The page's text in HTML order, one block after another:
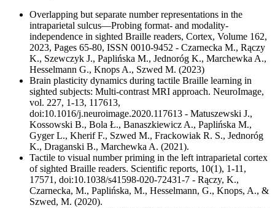
Overlapping but separate number representations in the
intraparietal sulcus—Probing format- and modality-
independence in sighted Braille readers, Cortex, Volume 162,
2023, Pages 65-80, ISSN 0010-9452 - Czarnecka M., Rączy
K., Szewczyk J., Paplińska M., Jednoróg K., Marchewka A.,
Hesselmann G., Knops A., Szwed M. (2023)
Brain plasticity dynamics during tactile Braille learning in
sighted subjects: Multi-contrast MRI approach. NeuroImage,
vol. 227, 1-13, 117613,
doi:10.1016/j.neuroimage.2020.117613 - Matuszewski J.,
Kossowski B., Bola Ł., Banaszkiewicz A., Paplińska M.,
Gyger L., Kherif F., Szwed M., Frackowiak R. S., Jednoróg
K., Draganski B., Marchewka A. (2021).
Tactile to visual number priming in the left intraparietal cortex
of sighted Braille readers. Scientific reports, 10(1), 1-11,
17571, doi:10.1038/s41598-020-72431-7 - Rączy, K.,
Czarnecka, M., Paplińska, M., Hesselmann, G., Knops, A., &
Szwed, M. (2020).